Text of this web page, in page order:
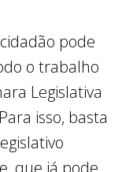
pode
o trabalho
Legislativa
isso, basta